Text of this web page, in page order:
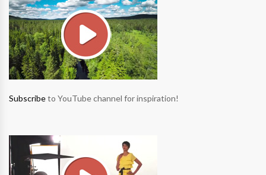
Subscribeto YouTube channel for inspiration!